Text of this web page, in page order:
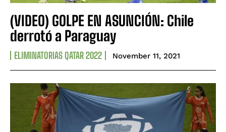
(VIDEO) GOLPE EN ASUNCIÓN: Chile
derrotó a Paraguay
ELIMINATORIAS QATAR 2022 November 11, 2021